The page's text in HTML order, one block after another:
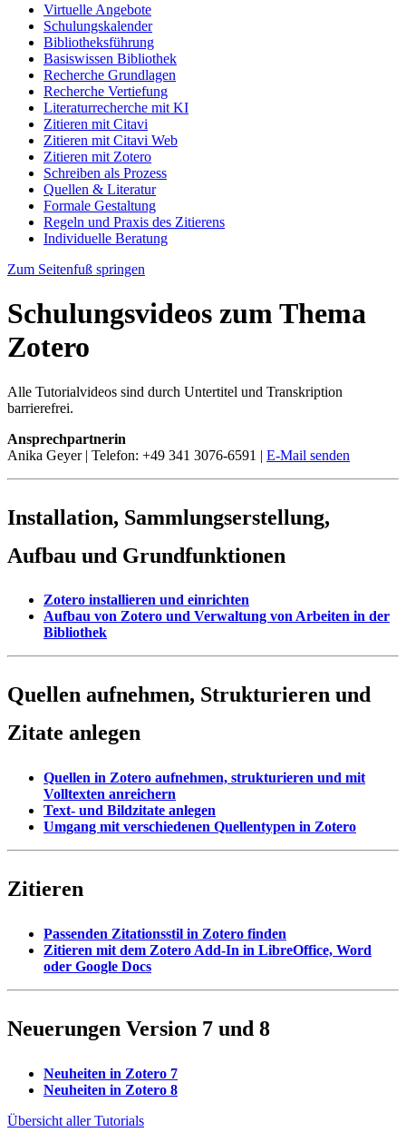
Virtuelle Angebote
Schulungskalender
Bibliotheksführung
Basiswissen Bibliothek
Recherche Grundlagen
Recherche Vertiefung
Literaturrecherche mit KI
Zitieren mit Citavi
Zitieren mit Citavi Web
Zitieren mit Zotero
Schreiben als Prozess
Quellen & Literatur
Formale Gestaltung
Regeln und Praxis des Zitierens
Individuelle Beratung
Zum Seitenfuß springen
Schulungsvideos zum Thema
Zotero
Alle Tutorialvideos sind durch Untertitel und Transkription
barrierefrei.
Ansprechpartnerin
Anika Geyer | Telefon: +49 341 3076-6591 | E-Mail senden
Installation, Sammlungserstellung,
Aufbau und Grundfunktionen
Zotero installieren und einrichten
Aufbau von Zotero und Verwaltung von Arbeiten in der
Bibliothek
Quellen aufnehmen, Strukturieren und
Zitate anlegen
Quellen in Zotero aufnehmen, strukturieren und mit
Volltexten anreichern
Text- und Bildzitate anlegen
Umgang mit verschiedenen Quellentypen in Zotero
Zitieren
Passenden Zitationsstil in Zotero finden
Zitieren mit dem Zotero Add-In in LibreOffice, Word
oder Google Docs
Neuerungen Version 7 und 8
Neuheiten in Zotero 7
Neuheiten in Zotero 8
Übersicht aller Tutorials